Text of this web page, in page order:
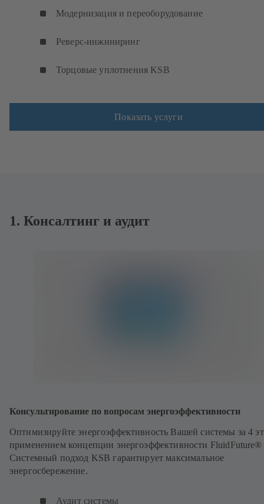
Модернизация и переоборудование
Реверс-инжиниринг
Торцовые уплотнения KSB
Показать услуги
1. Консалтинг и аудит
Консультирование по вопросам энергоэффективности
Оптимизируйте энергоэффективность Вашей системы за 4
применением концепции энергоэффективности FluidFuture®
Системный подход KSB гарантирует максимальное
энергосбережение.
Аудит системы